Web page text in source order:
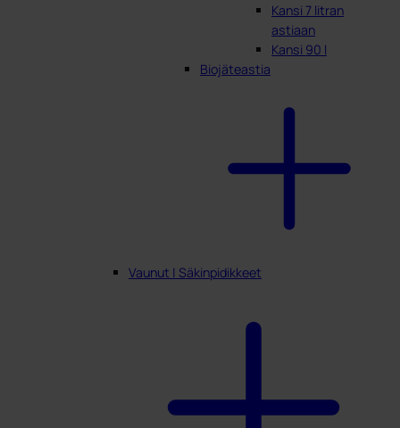
Kansi 7 litran
astiaan
Kansi 90 l
Biojäteastia
Vaunut | Säkinpidikkeet